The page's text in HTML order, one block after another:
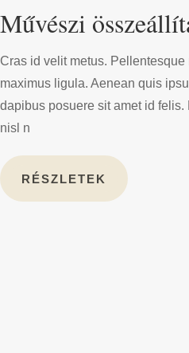
Művészi
Cras id velit metus. Pellentesque
maximus ligula. Aenean quis
dapibus posuere sit amet id felis.
nisl n
RÉSZLETEK